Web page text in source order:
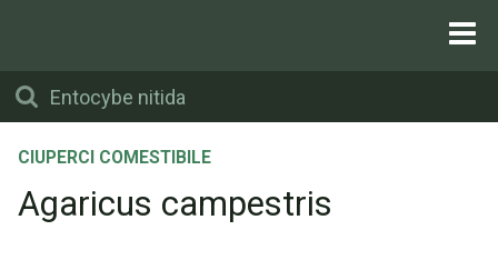
CIUPERCI COMESTIBILE
Agaricus campestris